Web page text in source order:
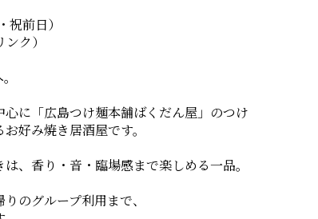
前日）
ク）
に「広島つけ麺本舗ばくだん屋」のつけ
好み焼き居酒屋です。
、香り・音・臨場感まで楽しめる一品。
のグループ利用まで、